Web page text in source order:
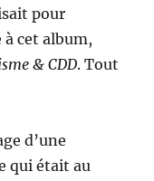
pour
cet album,
& CDD. Tout
d’une
qui était au